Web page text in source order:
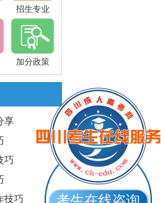
招生专业
加分政策
享
巧
技巧